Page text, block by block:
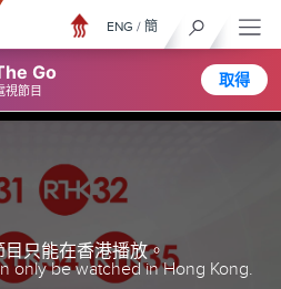
Go
視節目
取得
ENG / 簡
只能在香港播放。
only be watched in Hong Kong.